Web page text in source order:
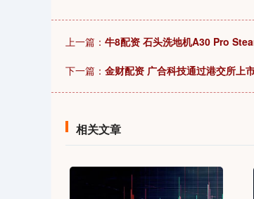
上一篇： 牛8配资 石头洗地机A30 Pro
下一篇： 金财配资 广合科技通过港交所上
相关文章